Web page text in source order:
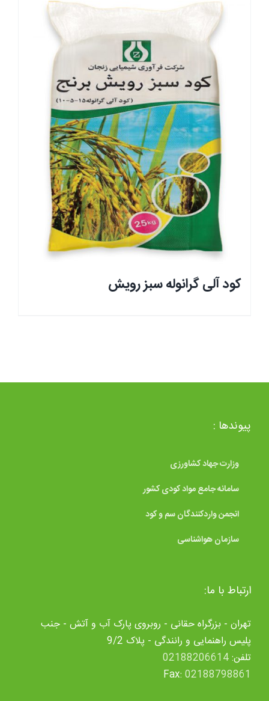
کود آلی گرانوله سبز رویش
پیوندها :
وزارت جهاد کشاورزی
سامانه جامع مواد کودی کشور
انجمن واردکنندگان سم و کود
سازمان هواشناسی
ارتباط با ما:
تهران - بزرگراه حقانی - روبروی پارک آب و آتش - جنب
پلیس راهنمایی و رانندگی - پلاک 9/2
تلفن:02188206614
Fax: 02188798861